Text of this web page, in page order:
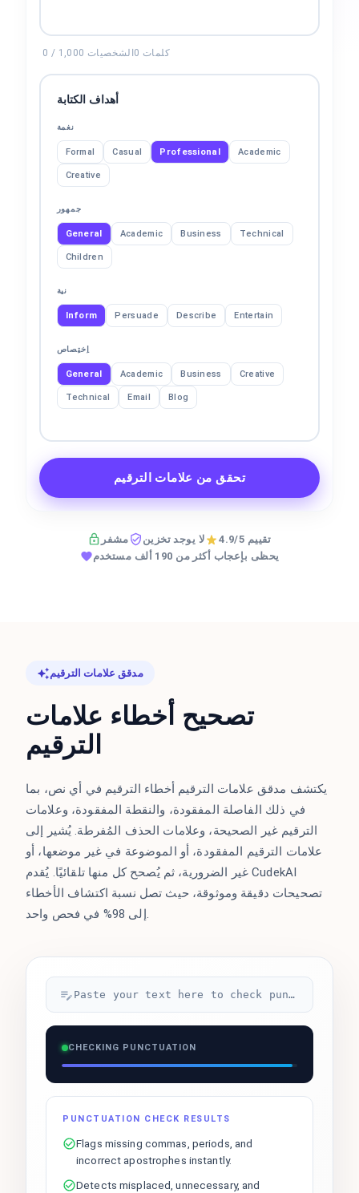
0 / 1,000 الشخصيات 0 كلمات
أهداف الكتابة
نغمة
Formal Casual Professional Academic
Creative
جمهور
General Academic Business Technical
Children
نية
Inform Persuade Describe Entertain
اِختِصاص
General Academic Business Creative
Technical Email Blog
تحقق من علامات الترقيم
مشفر لا يوجد تخزين
تقييم 4.9/5
يحظى بإعجاب أكثر من 190 ألف مستخدم
مدقق علامات الترقيم
تصحيح أخطاء علامات
الترقيم
يكتشف مدقق علامات الترقيم أخطاء الترقيم في أي نص، بما
في ذلك الفاصلة المفقودة، والنقطة المفقودة، وعلامات
الترقيم غير الصحيحة، وعلامات الحذف المُفرطة. يُشير إلى
علامات الترقيم المفقودة، أو الموضوعة في غير موضعها، أو
غير الضرورية، ثم يُصحح كل منها تلقائيًا. يُقدم CudekAI
تصحيحات دقيقة وموثوقة، حيث تصل نسبة اكتشاف الأخطاء
إلى 98% في فحص واحد.
Paste your text here to check punctuation...
CHECKING PUNCTUATION
PUNCTUATION CHECK RESULTS
Flags missing commas, periods, and
incorrect apostrophes instantly.
Detects misplaced, unnecessary, and